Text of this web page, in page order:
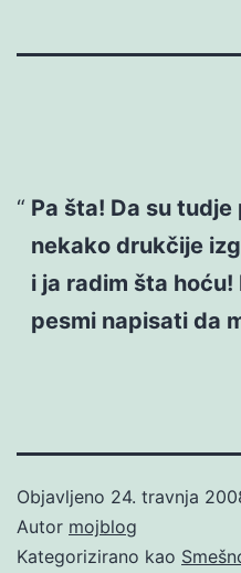
Pa šta! Da su
nekako drukčije
i ja radim šta
pesmi napisati da
Objavljeno 24. travnja
Autor mojblog
Kategorizirano kao